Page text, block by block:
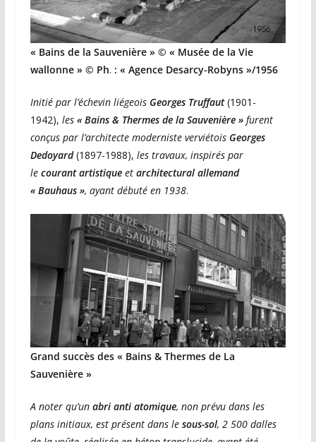
« Bains de la Sauvenière » © « Musée de la Vie
wallonne » © Ph. : « Agence Desarcy-Robyns »/1956
Initié par l’échevin liégeoisGeorges Truffaut(1901-
1942), les « Bains & Thermes de la Sauvenière »furent
conçus par l’architecte moderniste verviétois Georges
Dedoyard (1897-1988), les travaux, inspirés par
le courant artistiqueet architectural allemand
« Bauhaus », ayant débuté en 1938.
Grand succès des « Bains & Thermes de La
Sauvenière »
A noter qu’un abri anti atomique, non prévu dans les
plans initiaux, est présent dans le sous-sol, 2 500 dalles